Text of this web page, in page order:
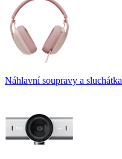
Náhlavní soupravy a sluchátka